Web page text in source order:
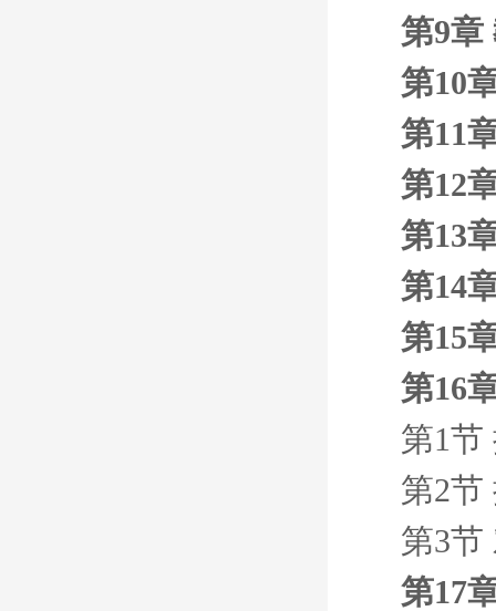
第9章
第10
第11
第12
第13
第14
第15
第16
第1节
第2节
第3节
第17